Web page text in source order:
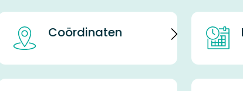
Coördinaten